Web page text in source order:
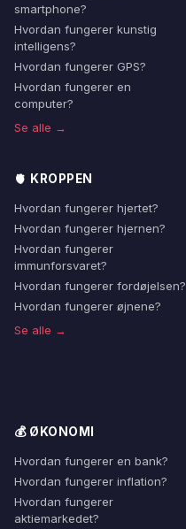
smartphone?
Hvordan fungerer kunstig
intelligens?
Hvordan fungerer GPS?
Hvordan fungerer en
computer?
Se alle →
🫀 KROPPEN
Hvordan fungerer hjertet?
Hvordan fungerer hjernen?
Hvordan fungerer
immunforsvaret?
Hvordan fungerer fordøjelsen?
Hvordan fungerer øjnene?
Se alle →
💰 ØKONOMI
Hvordan fungerer en bank?
Hvordan fungerer inflation?
Hvordan fungerer
aktiemarkedet?